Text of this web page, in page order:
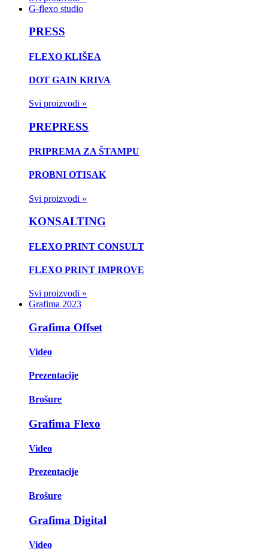
G-flexo studio
PRESS
FLEXO KLIŠEA
DOT GAIN KRIVA
Svi proizvodi »
PREPRESS
PRIPREMA ZA ŠTAMPU
PROBNI OTISAK
Svi proizvodi »
KONSALTING
FLEXO PRINT CONSULT
FLEXO PRINT IMPROVE
Svi proizvodi »
Grafima 2023
Grafima Offset
Video
Prezentacije
Brošure
Grafima Flexo
Video
Prezentacije
Brošure
Grafima Digital
Video